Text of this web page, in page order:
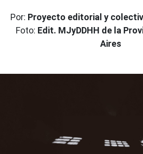
Por: Proyecto editorial y
Foto: Edit. MJyDDHH de la
Aires